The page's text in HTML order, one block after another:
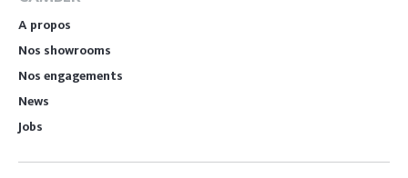
A propos
Nos showrooms
Nos engagements
News
Jobs